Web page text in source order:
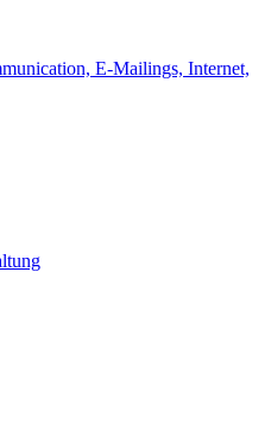
E-Mailings, Internet,